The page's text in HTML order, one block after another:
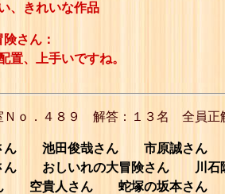
、きれいな作品
さん：
置、上手いですね。
Ｎｏ．４８９ 解答：１３名 全員正
池田俊哉さん 市原誠さん
おしいれの大冒険さん 川石
空貴人さん 蛇塚の坂本さん